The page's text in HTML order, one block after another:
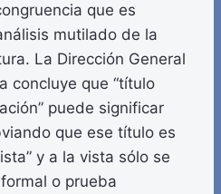
que es
mutilado de la
La Dirección General
concluye que “título
puede significar
que ese título es
y a la vista sólo se
o prueba